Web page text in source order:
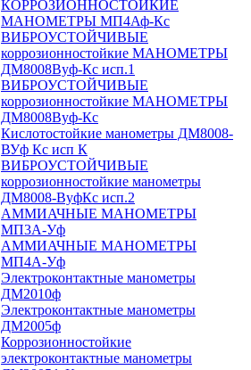
КОРРОЗИОННОСТОЙКИЕ
МАНОМЕТРЫ МП4Аф-Кс
ВИБРОУСТОЙЧИВЫЕ
коррозионностойкие МАНОМЕТРЫ
ДМ8008Вуф-Кс исп.1
ВИБРОУСТОЙЧИВЫЕ
коррозионностойкие МАНОМЕТРЫ
ДМ8008Вуф-Кс
Кислотостойкие манометры ДМ8008-
ВУф Кс исп К
ВИБРОУСТОЙЧИВЫЕ
коррозионностойкие манометры
ДМ8008-ВуфКс исп.2
АММИАЧНЫЕ МАНОМЕТРЫ
МП3А-Уф
АММИАЧНЫЕ МАНОМЕТРЫ
МП4А-Уф
Электроконтактные манометры
ДМ2010ф
Электроконтактные манометры
ДМ2005ф
Коррозионностойкие
электроконтактные манометры